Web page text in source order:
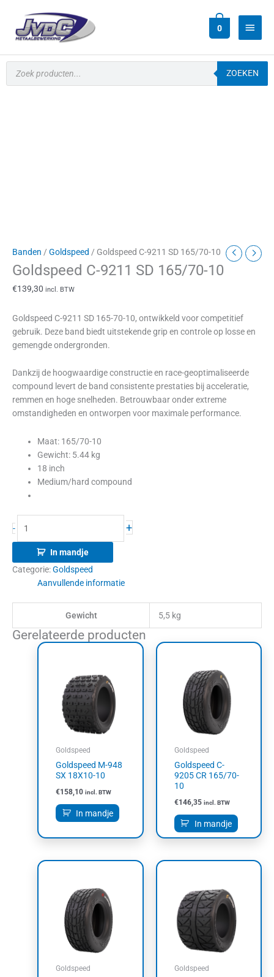
0
Producten
zoeken
ZOEKEN
Banden / Goldspeed / Goldspeed C-9211 SD 165/70-10
Goldspeed C-9211 SD 165/70-10
€139,30 incl. BTW
Goldspeed C-9211 SD 165-70-10, ontwikkeld voor competitief
gebruik. Deze band biedt uitstekende grip en controle op losse en
gemengde ondergronden.
Dankzij de hoogwaardige constructie en race-geoptimaliseerde
compound levert de band consistente prestaties bij acceleratie,
remmen en hoge snelheden. Betrouwbaar onder extreme
omstandigheden en ontworpen voor maximale performance.
Maat: 165/70-10
Gewicht: 5.44 kg
18 inch
Medium/hard compound
- +
In mandje
Categorie:Goldspeed
Aanvullende informatie
Gewicht 5,5 kg
Gerelateerde producten
Goldspeed
Goldspeed M-948
SX 18X10-10
€158,10 incl. BTW
In mandje
Goldspeed
Goldspeed C-
9205 CR 165/70-
10
€146,35 incl. BTW
In mandje
Goldspeed Goldspeed